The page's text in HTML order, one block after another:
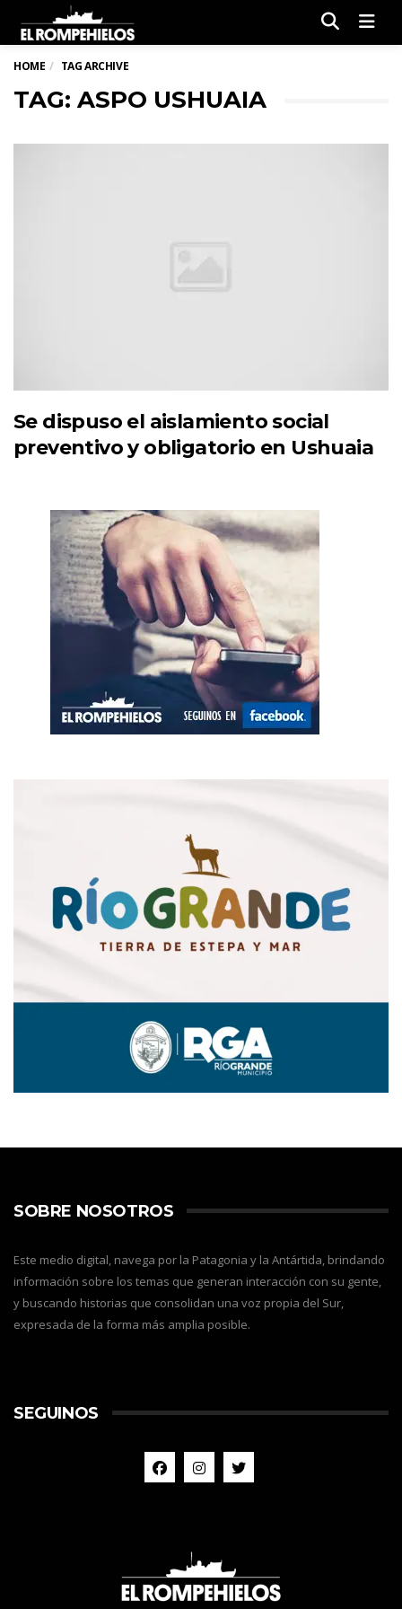
HOME TAG ARCHIVE
TAG: ASPO USHUAIA
Se dispuso el aislamiento social
preventivo y obligatorio en Ushuaia
SOBRE NOSOTROS
Este medio digital, navega por la Patagonia y la Antártida, brindando
información sobre los temas que generan interacción con su gente,
y buscando historias que consolidan una voz propia del Sur,
expresada de la forma más amplia posible.
SEGUINOS